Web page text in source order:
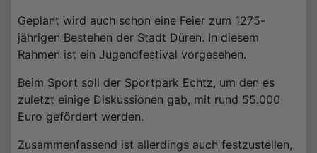
Geplant wird auch schon eine Feier zum 1275-
jährigen Bestehen der Stadt Düren. In diesem
Rahmen ist ein Jugendfestival vorgesehen.
Beim Sport soll der Sportpark Echtz, um den es
zuletzt einige Diskussionen gab, mit rund 55.000
Euro gefördert werden.
Zusammenfassend ist allerdings auch festzustellen,